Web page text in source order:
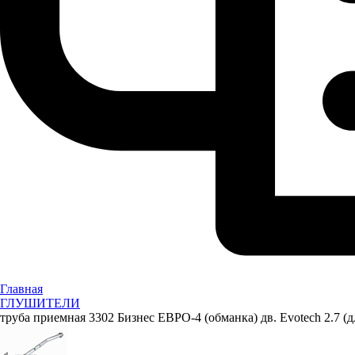
Главная
ГЛУШИТЕЛИ
труба приемная 3302 Бизнес ЕВРО-4 (обманка) дв. Evotech 2.7